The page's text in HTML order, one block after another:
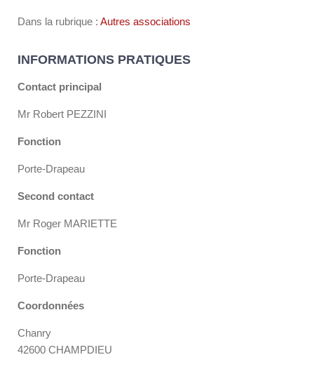
Dans la rubrique : Autres associations
INFORMATIONS PRATIQUES
Contact principal
Mr Robert PEZZINI
Fonction
Porte-Drapeau
Second contact
Mr Roger MARIETTE
Fonction
Porte-Drapeau
Coordonnées
Chanry
42600 CHAMPDIEU